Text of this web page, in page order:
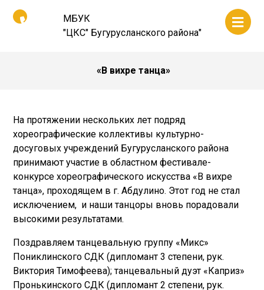
МБУК
"ЦКС" Бугурусланского района"
«В вихре танца»
На протяжении нескольких лет подряд
хореографические коллективы культурно-
досуговых учреждений Бугурусланского района
принимают участие в областном фестивале-
конкурсе хореографического искусства «В вихре
танца», проходящем в г. Абдулино. Этот год не стал
исключением, и наши танцоры вновь порадовали
высокими результатами.
Поздравляем танцевальную группу «Микс»
Пониклинского СДК (дипломант 3 степени, рук.
Виктория Тимофеева); танцевальный дуэт «Каприз»
Пронькинского СДК (дипломант 2 степени, рук.